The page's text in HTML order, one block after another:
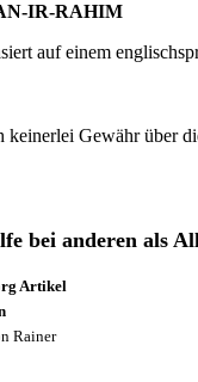
IR-RAHIM
auf einem
Gewähr über
bei anderen als
Artikel
Rainer